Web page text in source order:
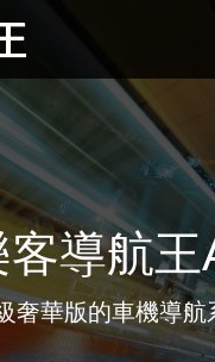
客導航王
奢華版的車機導航